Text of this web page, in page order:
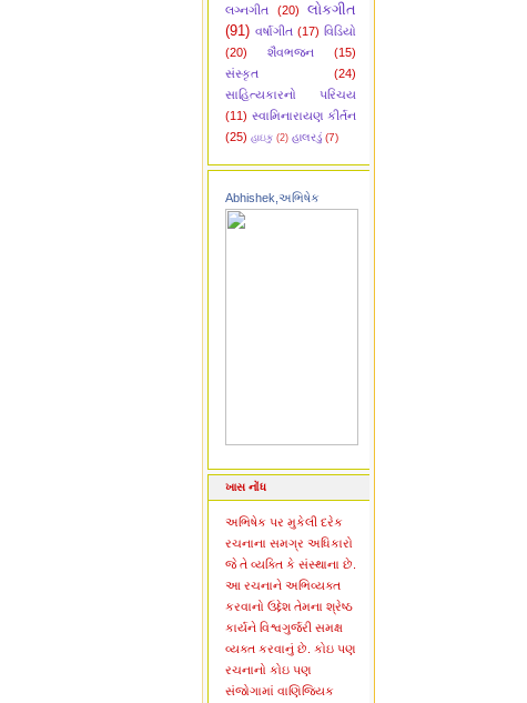
લગ્નગીત (20)
લોકગીત
(91) વર્ષાગીત (17) વિડિયો
(20)
શૈવભજન
(15)
સંસ્કૃત
(24)
સાહિત્યકારનો પરિચય
(11) સ્વામિનારાયણ કીર્તન
(25) હાઇકુ (2) હાલરડું (7)
Abhishek,અભિષેક
ખાસ નોંધ
અભિષેક પર મુકેલી દરેક
રચનાના સમગ્ર અધિકારો
જે તે વ્યક્તિ કે સંસ્થાના છે.
આ રચનાને અભિવ્યક્ત
કરવાનો ઉદ્દેશ તેમના શ્રેષ્ઠ
કાર્યને વિશ્વગુર્જરી સમક્ષ
વ્યક્ત કરવાનું છે. કોઇ પણ
રચનાનો કોઇ પણ
સંજોગામાં વાણિજ્યિક